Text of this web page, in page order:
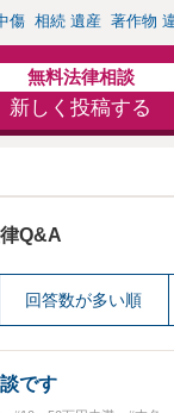
傷 相続 遺産 著作物
無料法律相談
新しく投稿する
Q&A
回答数が多い順
です